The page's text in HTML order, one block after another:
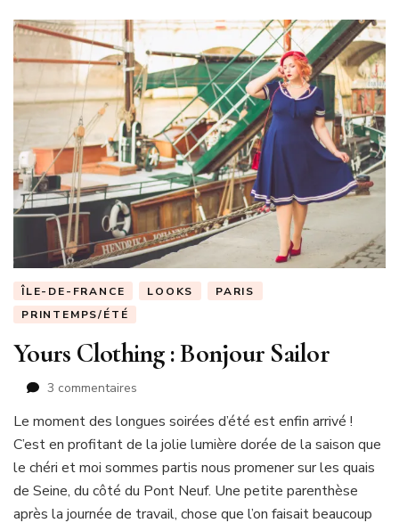
ÎLE-DE-FRANCE LOOKS
PARIS
PRINTEMPS/ÉTÉ
Yours Clothing : Bonjour Sailor
3 commentaires
Clothing
:
Bonjour
Le moment des longues soirées d’été est enfin arrivé !
C’est en profitant de la jolie lumière dorée de la saison que
le chéri et moi sommes partis nous promener sur les quais
de Seine, du côté du Pont Neuf. Une petite parenthèse
après la journée de travail, chose que l’on faisait beaucoup